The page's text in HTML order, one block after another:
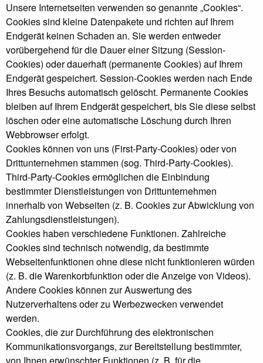
Unsere Internetseiten verwenden so genannte „Cookies“.
Cookies sind kleine Datenpakete und richten auf Ihrem
Endgerät keinen Schaden an. Sie werden entweder
vorübergehend für die Dauer einer Sitzung (Session-
Cookies) oder dauerhaft (permanente Cookies) auf Ihrem
Endgerät gespeichert. Session-Cookies werden nach Ende
Ihres Besuchs automatisch gelöscht. Permanente Cookies
bleiben auf Ihrem Endgerät gespeichert, bis Sie diese selbst
löschen oder eine automatische Löschung durch Ihren
Webbrowser erfolgt.
Cookies können von uns (First-Party-Cookies) oder von
Drittunternehmen stammen (sog. Third-Party-Cookies).
Third-Party-Cookies ermöglichen die Einbindung
bestimmter Dienstleistungen von Drittunternehmen
innerhalb von Webseiten (z. B. Cookies zur Abwicklung von
Zahlungsdienstleistungen).
Cookies haben verschiedene Funktionen. Zahlreiche
Cookies sind technisch notwendig, da bestimmte
Webseitenfunktionen ohne diese nicht funktionieren würden
(z. B. die Warenkorbfunktion oder die Anzeige von Videos).
Andere Cookies können zur Auswertung des
Nutzerverhaltens oder zu Werbezwecken verwendet
werden.
Cookies, die zur Durchführung des elektronischen
Kommunikationsvorgangs, zur Bereitstellung bestimmter,